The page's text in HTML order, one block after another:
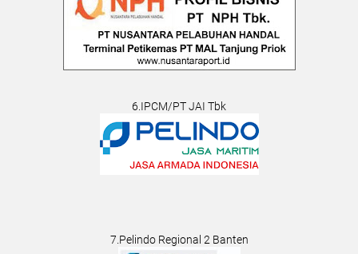
6.IPCM/PT JAI Tbk
7.Pelindo Regional 2 Banten